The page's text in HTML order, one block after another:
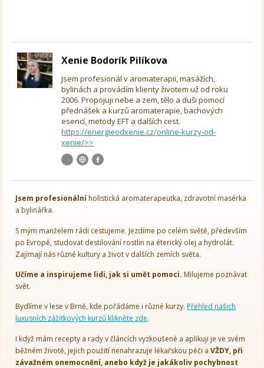
Xenie Bodorík Pilíkova
Jsem profesionál v aromaterapii, masážích,
bylinách a provádím klienty životem už od roku
2006. Propojuji nebe a zem, tělo a duši pomocí
přednášek a kurzů aromaterapie, bachových
esencí, metody EFT a dalších cest.
https://energieodxenie.cz/online-kurzy-od-
xenie/>>
Jsem profesionálníholistická aromaterapeutka, zdravotní masérka
a bylinářka.
S mým manželem rádi cestujeme. Jezdíme po celém světě, především
po Evropě, studovat destilování rostlin na éterický olej a hydrolát.
Zajímají nás různé kultury a život v dalších zemích světa.
Učíme a inspirujeme lidi, jak si umět pomoci. Milujeme poznávat
svět.
Bydlíme v lese v Brně, kde pořádáme i různé kurzy. Přehled našich
luxusních zážitkových kurzů klikněte zde.
I když mám recepty a rady v článcích vyzkoušené a aplikuji je ve svém
běžném životě, jejich použití nenahrazuje lékařskou péči aVŽDY, při
závažném onemocnění, anebo když je jakákoliv pochybnost